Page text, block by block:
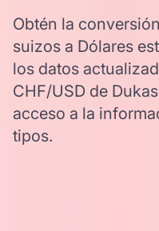
Obtén la
suizos a Dólares
los datos
CHF/USD de
acceso a la
tipos.